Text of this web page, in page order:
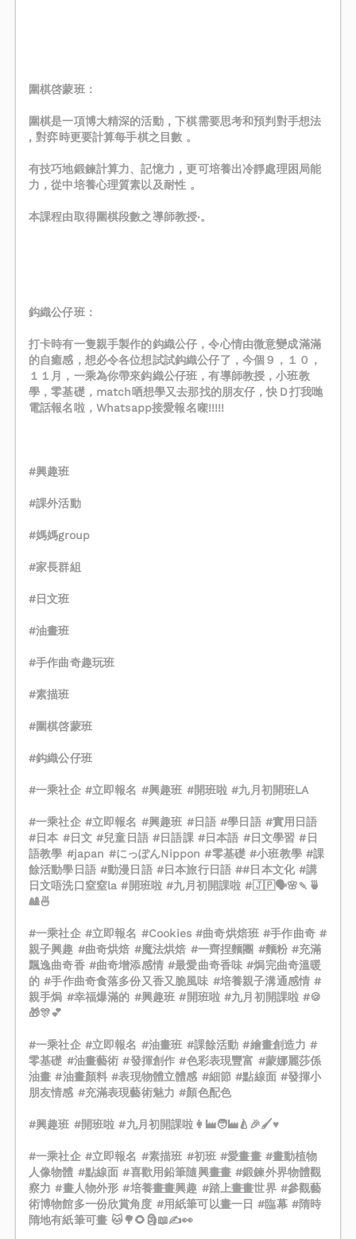
圍棋啓蒙班：
圍棋是一項博大精深的活動 , 下棋需要思考和預判對手想法
, 對弈時更要計算每手棋之目數 。
有技巧地鍛鍊計算力、記憶力 , 更可培養出冷靜處理困局能
力，從中培養心理質素以及耐性 。
本課程由取得圍棋段數之導師教授‧。
鈎織公仔班：
打卡時有一隻親手製作的鈎織公仔，令心情由微意變成滿滿
的自癒感，想必令各位想試試鈎織公仔了，今個９，１０，
１１月，一乘為你帶來鈎織公仔班，有導師教授，小班教
學，零基礎，match哂想學又去那找的朋友仔，快Ｄ打我哋
電話報名啦，Whatsapp接愛報名㗎!!!!!
#興趣班
#課外活動
#媽媽group
#家長群組
#日文班
#油畫班
#手作曲奇趣玩班
#素描班
#圍棋啓蒙班
#鈎織公仔班
#一乘社企 #立即報名 #興趣班 #開班啦 #九月初開班LA
#一乘社企 #立即報名 #興趣班 #日語 #學日語 #實用日語
#日本 #日文 #兒童日語 #日語課 #日本語 #日文學習 #日
語教學 #japan #にっぽんNippon #零基礎 #小班教學 #課
餘活動學日語 #動漫日語 #日本旅行日語 ##日本文化 #講
日文唔洗口窒窒la #開班啦 #九月初開課啦 #🇯🇵🗣🌸🍡🍵
🎎🍜
#一乘社企 #立即報名 #Cookies #曲奇烘焙班 #手作曲奇 #
親子興趣 #曲奇烘焙 #魔法烘焙 #一齊捏麵團 #麵粉 #充滿
飄逸曲奇香 #曲奇增添感情 #最愛曲奇香味 #焗完曲奇溫暖
的 #手作曲奇食落多份又香又脆風味 #培養親子溝通感情 #
親手焗 #幸福爆滿的 #興趣班 #開班啦 #九月初開課啦 #🍪
🎁🎊💕
#一乘社企 #立即報名 #油畫班 #課餘活動 #繪畫創造力 #
零基礎 #油畫藝術 #發揮創作 #色彩表現豐富 #蒙娜麗莎係
油畫 #油畫顏料 #表現物體立體感 #細節 #點線面 #發揮小
朋友情感 #充滿表現藝術魅力 #顏色配色
#興趣班 #開班啦 #九月初開課啦👩‍🏭🧑‍🏭🍐🎉🖌♥️
#一乘社企 #立即報名 #素描班 #初班 #愛畫畫 #畫動植物
人像物體 #點線面 #喜歡用鉛筆隨興畫畫 #鍛鍊外界物體觀
察力 #畫人物外形 #培養畫畫興趣 #踏上畫畫世界 #參觀藝
術博物館多一份欣賞角度 #用紙筆可以畫一日 #臨幕 #隋時
隋地有紙筆可畫 🐱🌳🌻🗿📖✍️👀